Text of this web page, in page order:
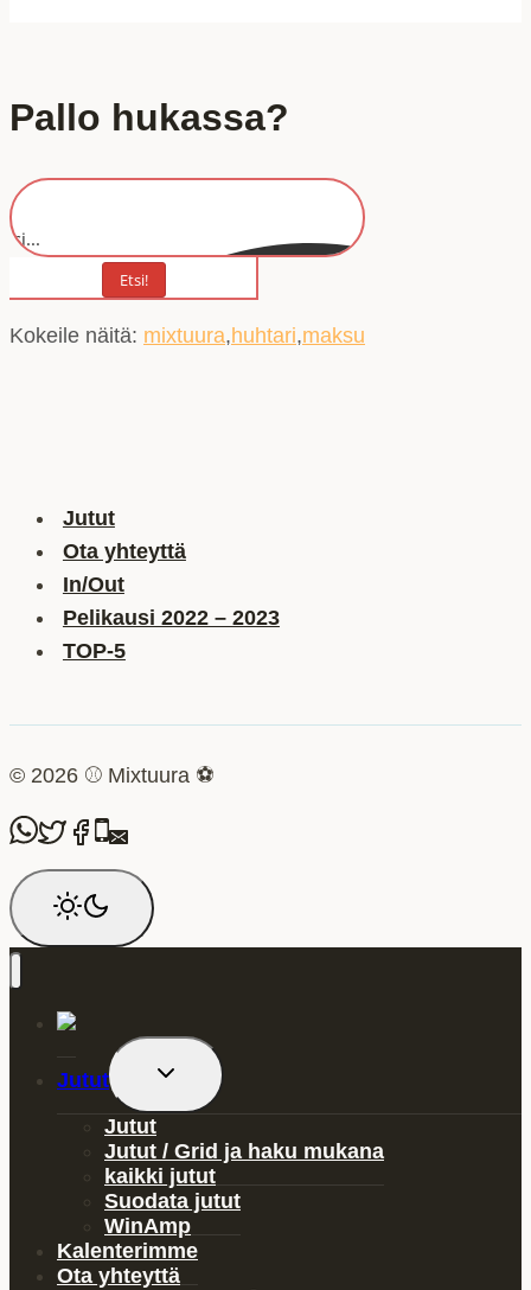
Pallo hukassa?
Etsi!
Kokeile näitä: mixtuura huhtari maksu
Jutut
Ota yhteyttä
In/Out
Pelikausi 2022 – 2023
TOP-5
© 2026 ⚾ Mixtuura ⚽
Jutut
Toggle
Jutut
Jutut / Grid ja haku mukana
kaikki jutut
Suodata jutut
WinAmp
Kalenterimme
Ota yhteyttä